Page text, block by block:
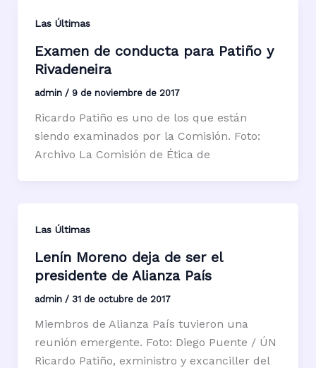
Las Últimas
Examen de conducta para Patiño y
Rivadeneira
admin / 9 de noviembre de 2017
Ricardo Patiño es uno de los que están
siendo examinados por la Comisión. Foto:
Archivo La Comisión de Ética de
Las Últimas
Lenín Moreno deja de ser el
presidente de Alianza País
admin / 31 de octubre de 2017
Miembros de Alianza País tuvieron una
reunión emergente. Foto: Diego Puente / ÚN
Ricardo Patiño, exministro y excanciller del